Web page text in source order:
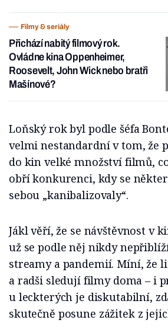
Filmy & seriály
Přichází nabitý filmový rok.
Ovládne kina Oppenheimer,
Roosevelt, John Wick nebo bratři
Mašínové?
Loňský rok byl podle šéfa
velmi nestandardní v tom, že
do kin velké množství filmů,
obří konkurenci, kdy se
sebou „kanibalizovaly“.
Jákl věří, že se návštěvnost v
už se podle něj nikdy
streamy a pandemií. Míní, že
a radši sledují filmy doma – i
u leckterých je diskutabilní,
skutečně posune zážitek z